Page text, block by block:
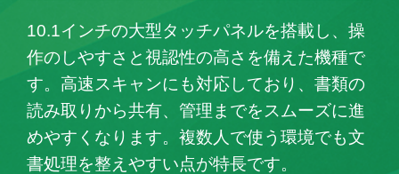
10.1インチの大型タッチパネルを搭載し、操
作のしやすさと視認性の高さを備えた機種で
す。高速スキャンにも対応しており、書類の
読み取りから共有、管理までをスムーズに進
めやすくなります。複数人で使う環境でも文
書処理を整えやすい点が特長です。